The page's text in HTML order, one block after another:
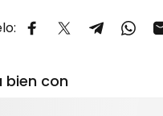
Compartir en
Compartir en X
Compartir
bien con